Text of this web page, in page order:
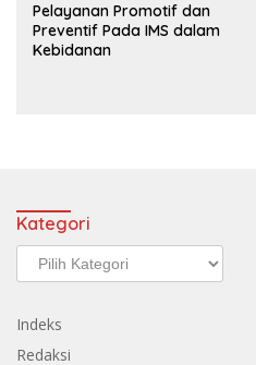
Pelayanan Promotif dan
Preventif Pada IMS dalam
Kebidanan
Kategori
Kategori
Indeks
Redaksi